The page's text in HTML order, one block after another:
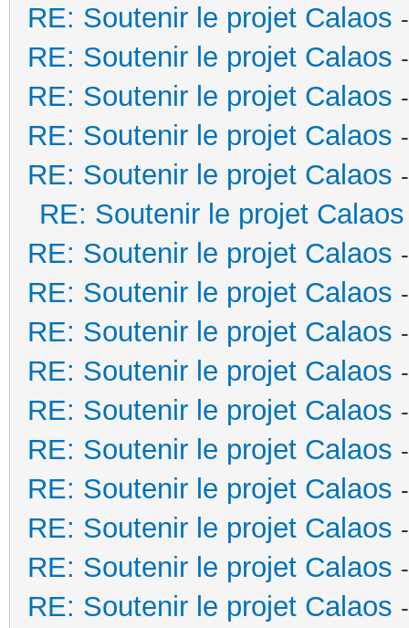
RE: Soutenir le projet Calaos
RE: Soutenir le projet Calaos
RE: Soutenir le projet Calaos
RE: Soutenir le projet Calaos
RE: Soutenir le projet Calaos
RE: Soutenir le projet Calaos
RE: Soutenir le projet Calaos
RE: Soutenir le projet Calaos
RE: Soutenir le projet Calaos
RE: Soutenir le projet Calaos
RE: Soutenir le projet Calaos
RE: Soutenir le projet Calaos
RE: Soutenir le projet Calaos
RE: Soutenir le projet Calaos
RE: Soutenir le projet Calaos
RE: Soutenir le projet Calaos